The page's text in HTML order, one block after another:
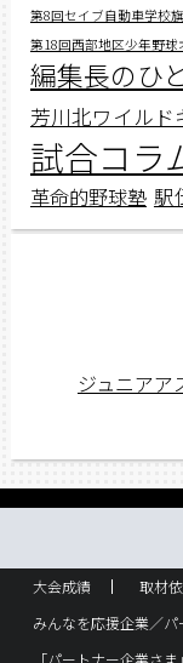
第8回セイブ自動車学校
第18回西部地区少年野球
編集長のひ
芳川北ワイルド
試合コラ
革命的野球塾 駅
ジュニアア
大会成績 取材
みんなを応援企業／パ
「パートナー企業さ